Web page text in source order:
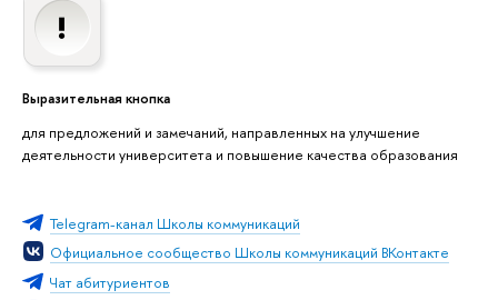
Выразительная кнопка
для предложений и замечаний, направленных на улучшение
деятельности университета и повышение качества образования
Telegram-канал Школы коммуникаций
Официальное сообщество Школы коммуникаций ВКонтакте
Чат абитуриентов